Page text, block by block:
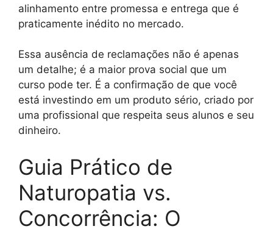
alinhamento entre promessa e entrega que é
praticamente inédito no mercado.
Essa ausência de reclamações não é apenas
um detalhe; é a maior prova social que um
curso pode ter. É a confirmação de que você
está investindo em um produto sério, criado por
uma profissional que respeita seus alunos e seu
dinheiro.
Guia Prático de
Naturopatia vs.
Concorrência: O